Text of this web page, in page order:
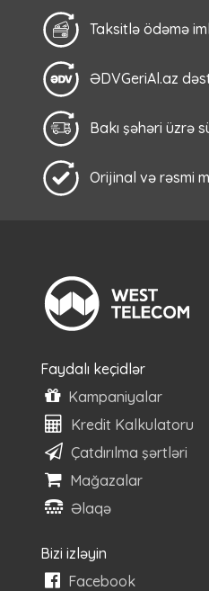
Taksitlə ödəmə
ƏDVGeriAl.az
Bakı şəhəri üzrə
Orijinal və rəsmi
Faydalı keçidlər
Kampaniyalar
Kredit Kalkulatoru
Çatdırılma şərtləri
Mağazalar
Əlaqə
Bizi izləyin
Facebook